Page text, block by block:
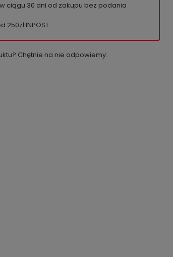
ciągu 30 dni od zakupu bez podania
250zł INPOST
Chętnie na nie odpowiemy.